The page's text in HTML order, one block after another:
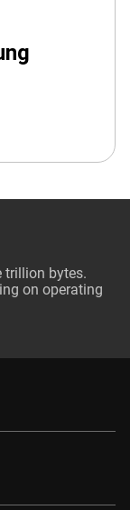
trillion bytes.
on operating